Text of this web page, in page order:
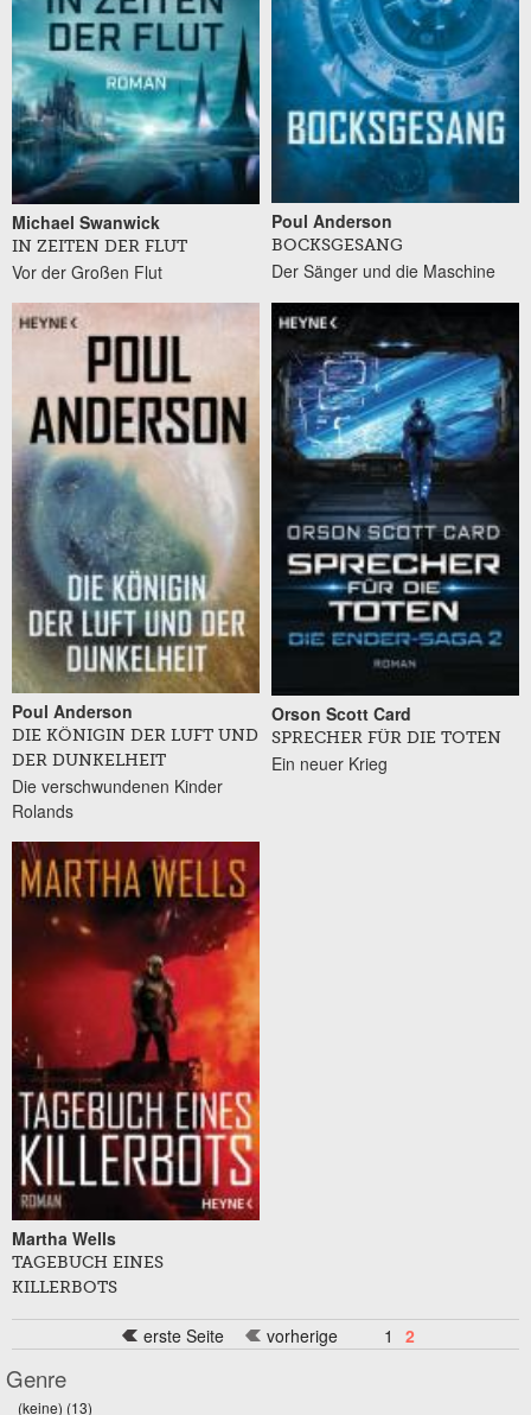
Michael Swanwick
IN ZEITEN DER FLUT
Vor der Großen Flut
Poul Anderson
BOCKSGESANG
Der Sänger und die Maschine
Poul Anderson
DIE KÖNIGIN DER LUFT UND
DER DUNKELHEIT
Die verschwundenen Kinder
Rolands
Orson Scott Card
SPRECHER FÜR DIE TOTEN
Ein neuer Krieg
Martha Wells
TAGEBUCH EINES
KILLERBOTS
erste Seite vorherige 1 2
Genre
(keine) (13)